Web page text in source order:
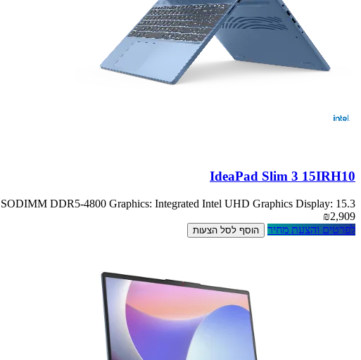
IdeaPad Slim 3 15IRH10
DDR5-4800 Graphics: Integrated Intel UHD Graphics Display: 15.3
₪2,909
לפרטים והצעת מחיר
הוסף לסל הצעות